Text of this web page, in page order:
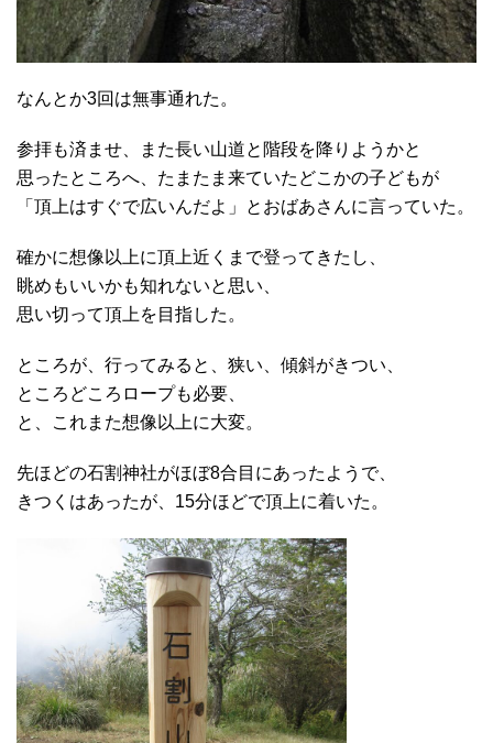
なんとか3回は無事通れた。
参拝も済ませ、また長い山道と階段を降りようかと
思ったところへ、たまたま来ていたどこかの子どもが
「頂上はすぐで広いんだよ」とおばあさんに言っていた。
確かに想像以上に頂上近くまで登ってきたし、
眺めもいいかも知れないと思い、
思い切って頂上を目指した。
ところが、行ってみると、狭い、傾斜がきつい、
ところどころロープも必要、
と、これまた想像以上に大変。
先ほどの石割神社がほぼ8合目にあったようで、
きつくはあったが、15分ほどで頂上に着いた。